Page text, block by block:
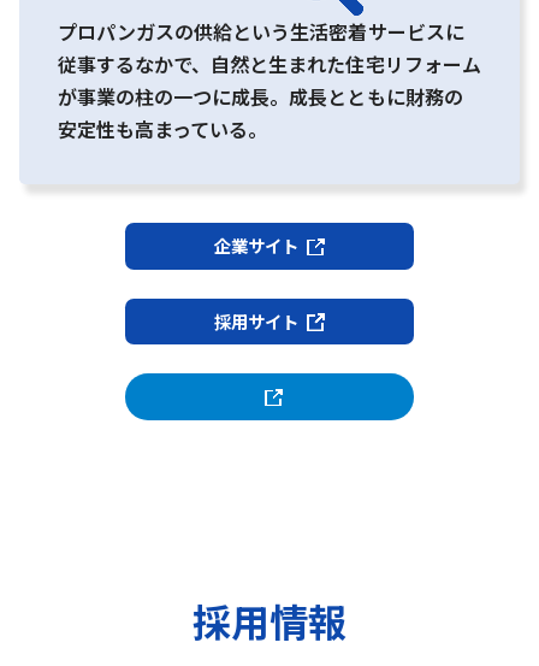
プロパンガスの供給という生活密着サービスに
従事するなかで、自然と生まれた住宅リフォーム
が事業の柱の一つに成長。成長とともに財務の
安定性も高まっている。
企業サイト
採用サイト
採用情報